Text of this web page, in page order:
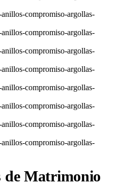
de Matrimonio